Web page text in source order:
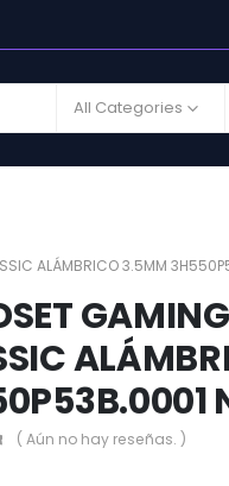
All Categories
ALÁMBRICO 3.5MM
( Aún no hay reseñas. )